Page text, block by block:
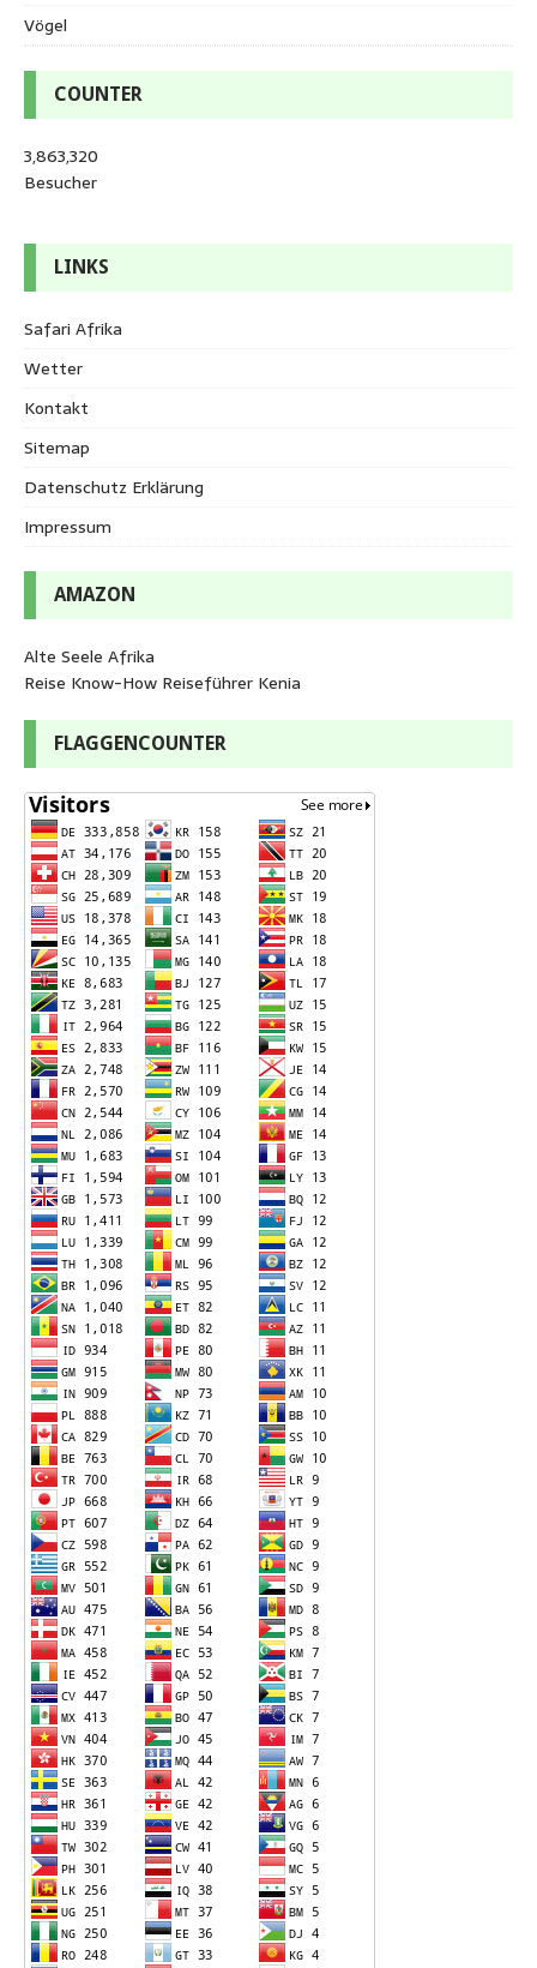
Vögel
COUNTER
3,863,320
Besucher
LINKS
Safari Afrika
Wetter
Kontakt
Sitemap
Datenschutz Erklärung
Impressum
AMAZON
Alte Seele Afrika
Reise Know-How Reiseführer Kenia
FLAGGENCOUNTER